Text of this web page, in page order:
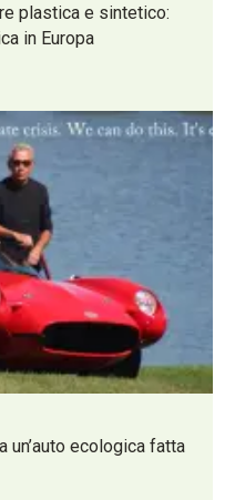
plastica e sintetico:
in Europa
un’auto ecologica fatta